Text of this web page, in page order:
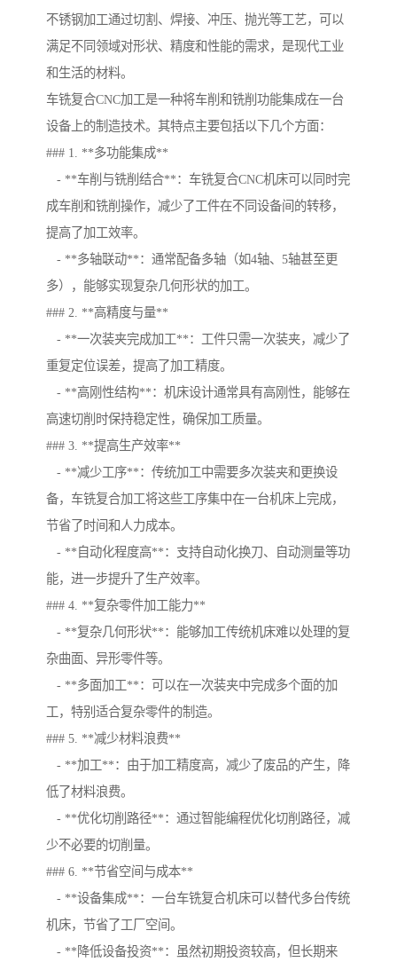
不锈钢加工通过切割、焊接、冲压、抛光等工艺，可以
满足不同领域对形状、精度和性能的需求，是现代工业
和生活的材料。
车铣复合CNC加工是一种将车削和铣削功能集成在一台
设备上的制造技术。其特点主要包括以下几个方面：
### 1. **多功能集成**
- **车削与铣削结合**：车铣复合CNC机床可以同时完
成车削和铣削操作，减少了工件在不同设备间的转移，
提高了加工效率。
- **多轴联动**：通常配备多轴（如4轴、5轴甚至更
多），能够实现复杂几何形状的加工。
### 2. **高精度与量**
- **一次装夹完成加工**：工件只需一次装夹，减少了
重复定位误差，提高了加工精度。
- **高刚性结构**：机床设计通常具有高刚性，能够在
高速切削时保持稳定性，确保加工质量。
### 3. **提高生产效率**
- **减少工序**：传统加工中需要多次装夹和更换设
备，车铣复合加工将这些工序集中在一台机床上完成，
节省了时间和人力成本。
- **自动化程度高**：支持自动化换刀、自动测量等功
能，进一步提升了生产效率。
### 4. **复杂零件加工能力**
- **复杂几何形状**：能够加工传统机床难以处理的复
杂曲面、异形零件等。
- **多面加工**：可以在一次装夹中完成多个面的加
工，特别适合复杂零件的制造。
### 5. **减少材料浪费**
- **加工**：由于加工精度高，减少了废品的产生，降
低了材料浪费。
- **优化切削路径**：通过智能编程优化切削路径，减
少不必要的切削量。
### 6. **节省空间与成本**
- **设备集成**：一台车铣复合机床可以替代多台传统
机床，节省了工厂空间。
- **降低设备投资**：虽然初期投资较高，但长期来